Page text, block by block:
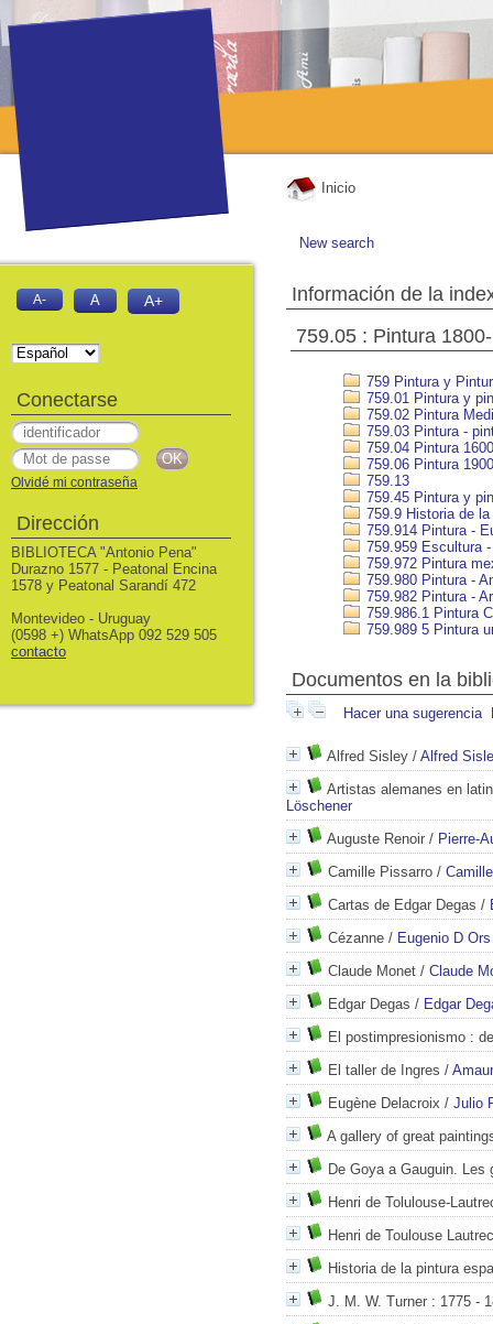
Inicio
New search
Información de la
759.05 : Pintura
759 Pintura y
759.01 Pintura y
759.02 Pintura
759.03 Pintura -
759.04 Pintura
759.06 Pintura
759.13
759.45 Pintura y
759.9 Historia de la
759.914 Pintura -
759.959 Escultura
759.972 Pintura
759.980 Pintura -
759.982 Pintura -
759.986.1 Pintura
759.989 5 Pintura
Documentos en la
Hacer una sugerencia
Alfred Sisley / Alfred
Artistas alemanes en
Löschener
Auguste Renoir / Pierre-
Camille Pissarro /
Cartas de Edgar Degas /
Cézanne / Eugenio D Ors
Claude Monet / Claude
Edgar Degas / Edgar
El postimpresionismo :
El taller de Ingres /
Eugène Delacroix / Julio
A gallery of great
De Goya a Gauguin.
Henri de Tolulouse-
Henri de Toulouse Lautrec
Historia de la pintura
J. M. W. Turner : 1775 -
A- A A+
Conectarse
Olvidé mi contraseña
Dirección
BIBLIOTECA "Antonio Pena"
Durazno 1577 - Peatonal Encina
1578 y Peatonal Sarandí 472
Montevideo - Uruguay
(0598 +) WhatsApp 092 529 505
contacto